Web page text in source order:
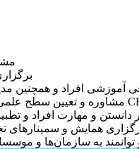
آموزشی افراد و همچنین
در دانستن و مهارت افراد و
همایش و
به سازمان‌ها و